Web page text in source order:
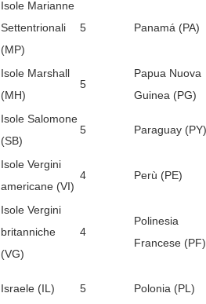
Isole Marianne
Settentrionali
(MP)
5 Panamá (PA)
Isole Marshall
(MH)
5
Papua Nuova
Guinea (PG)
Isole Salomone
(SB)
5 Paraguay (PY)
Isole Vergini
americane (VI)
4 Perù (PE)
Isole Vergini
britanniche
(VG)
4
Polinesia
Francese (PF)
Israele (IL) 5 Polonia (PL)